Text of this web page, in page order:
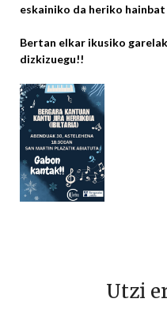
eskainiko da heriko
Bertan elkar ikusiko
dizkizuegu!!
Utzi